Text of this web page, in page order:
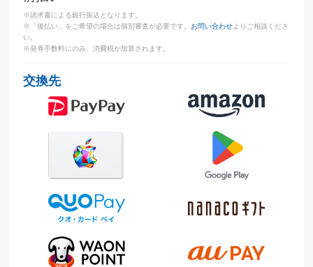
※請求書による銀行振込となります。
※「後払い」をご希望の場合は個別審査が必要です。 お問い合わせよりご相談くださ
い。
※発券手数料にのみ、消費税が加算されます。
交換先